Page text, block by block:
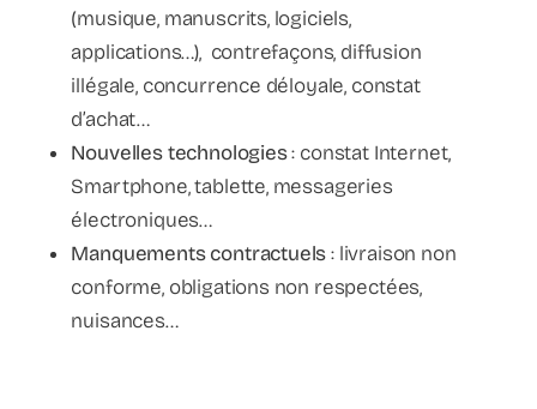
(musique, manuscrits, logiciels,
applications…), contrefaçons, diffusion
illégale, concurrence déloyale, constat
d’achat…
Nouvelles technologies: constat Internet,
Smartphone, tablette, messageries
électroniques…
Manquements contractuels: livraison non
conforme, obligations non respectées,
nuisances…